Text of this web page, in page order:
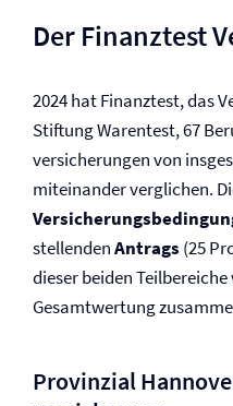
Der Finanztest
2024 hat Finanztest, das
Stiftung Warentest, 67
versicherungen von
miteinander verglichen.
stellendenAntrags (25
dieser beiden
Gesamtwertung
Provinzial